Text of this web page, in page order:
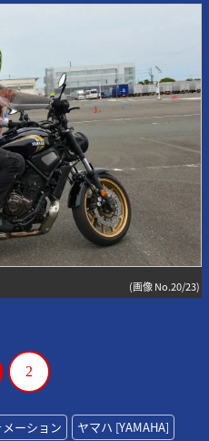
(画像 No.20/23)
2
ーション
ヤマハ [YAMAHA]